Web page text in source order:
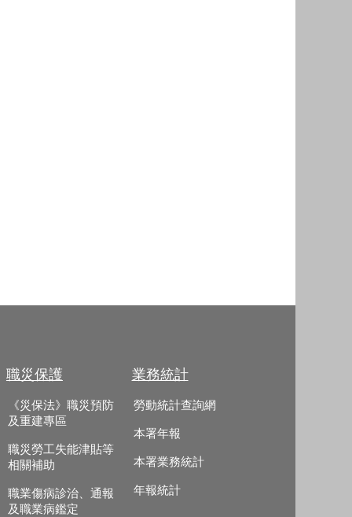
職災保護
《災保法》職災預防
及重建專區
職災勞工失能津貼等
相關補助
職業傷病診治、通報
及職業病鑑定
業務統計
勞動統計查詢網
本署年報
本署業務統計
年報統計